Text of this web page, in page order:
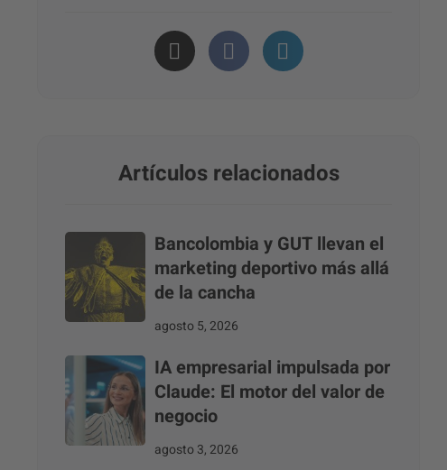
Artículos relacionados
Bancolombia y GUT llevan el
marketing deportivo más allá
de la cancha
agosto 5, 2026
IA empresarial impulsada por
Claude: El motor del valor de
negocio
agosto 3, 2026